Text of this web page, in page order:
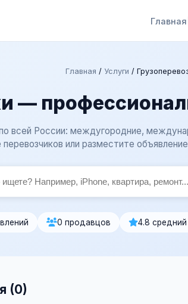
Главная
Главная / Услуги /
—
всей России: междугородние,
или разместите
0 продавцов 4.8 средний
(0)